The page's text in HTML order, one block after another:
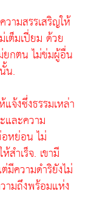
ามสรรเสริญให้
เต็มเปี่ยม ด้วย
ยกตน ไม่ข่มผู้อื่น
น.
จ้งซึ่งธรรมเหล่า
ละความ
หย่อน ไม่
ำเร็จ. เขามี
ความดำริยังไม่
ามถึงพร้อมแห่ง